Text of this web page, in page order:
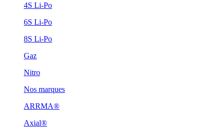
4S Li-Po
6S Li-Po
8S Li-Po
Gaz
Nitro
Nos marques
ARRMA®
Axial®